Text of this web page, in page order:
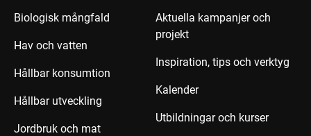
Biologisk mångfald
Hav och vatten
Hållbar konsumtion
Hållbar utveckling
Jordbruk och mat
Aktuella kampanjer och
projekt
Inspiration, tips och verktyg
Kalender
Utbildningar och kurser